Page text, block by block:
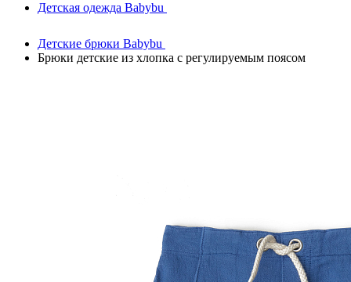
Детская одежда Babybu
Детские брюки Babybu
Брюки детские из хлопка с регулируемым поясом